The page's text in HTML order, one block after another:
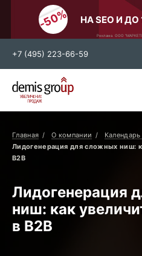
НА SEO И
Реклама. ООО
+7 (495) 223-66-59
Выберите свой город
Нижний Новгород
Самара
Казань
Главная О компании
Лидогенерация для сложных ниш:
B2B
Лидогенерация
ниш: как
в B2B